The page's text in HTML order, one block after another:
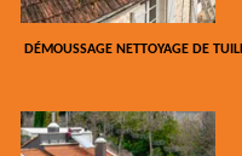
DÉMOUSSAGE NETTOYAGE DE